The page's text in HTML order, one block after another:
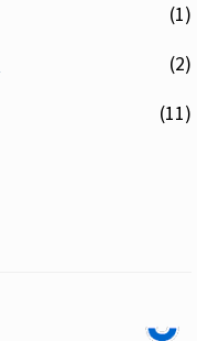
(1)
(2)
(11)